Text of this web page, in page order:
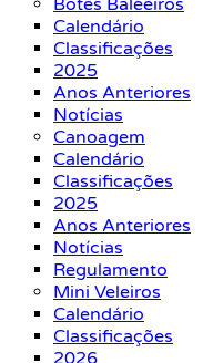
Botes Baleeiros
Calendário
Classificações
2025
Anos Anteriores
Notícias
Canoagem
Calendário
Classificações
2025
Anos Anteriores
Notícias
Regulamento
Mini Veleiros
Calendário
Classificações
2026